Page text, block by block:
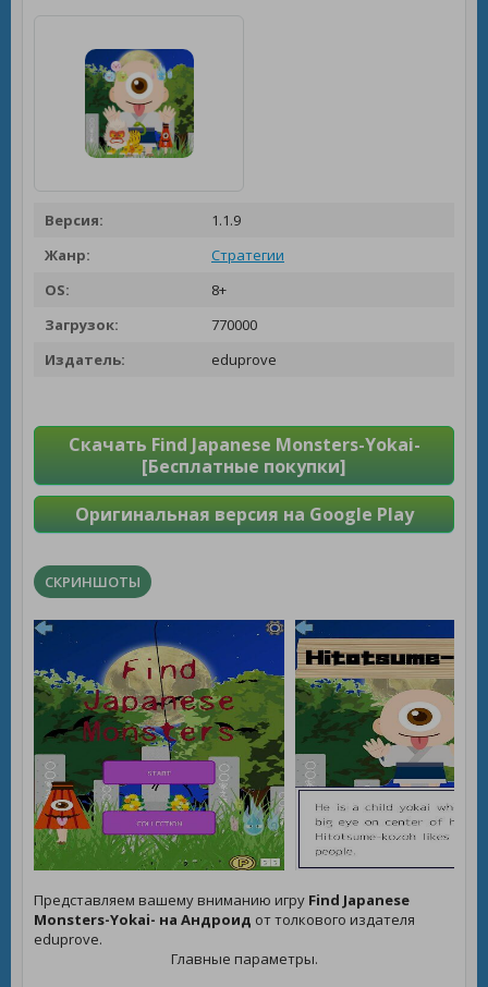
Версия:
1.1.9
Жанр:
Стратегии
OS:
8+
Загрузок:
770000
Издатель:
eduprove
Скачать Find Japanese Monsters-Yokai-
[Бесплатные покупки]
Оригинальная версия на Google Play
СКРИНШОТЫ
Представляем вашему вниманию игру Find Japanese
Monsters-Yokai- на Андроид от толкового издателя
eduprove.
Главные параметры.